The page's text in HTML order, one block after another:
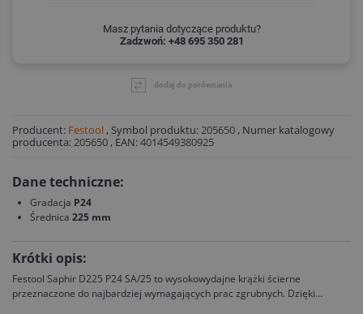
Masz pytania dotyczące produktu?
Zadzwoń: +48 695 350 281
dodaj do porównania
Producent: Festool , Symbol produktu: 205650 , Numer katalogowy
producenta: 205650 , EAN:4014549380925
Dane techniczne:
Gradacja P24
Średnica 225 mm
Krótki opis:
Festool Saphir D225 P24 SA/25 to wysokowydajne krążki ścierne
przeznaczone do najbardziej wymagających prac zgrubnych. Dzięki